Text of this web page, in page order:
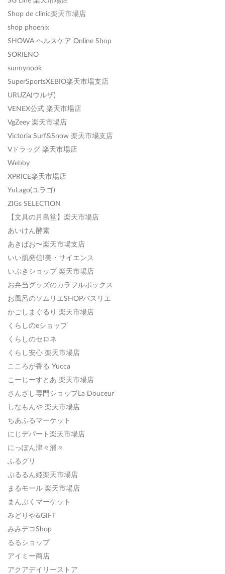
Shop de clinic楽天市場店
shop phoenix
SHOWA ヘルスケア Online Shop
SORIENO
sunnynook
SuperSportsXEBIO楽天市場支店
URUZA(ウルザ)
VENEX公式 楽天市場店
VgZeey 楽天市場店
Victoria Surf&Snow 楽天市場支店
Vドラッグ 楽天市場店
Webby
XPRICE楽天市場店
YuLago(ユラゴ)
ZIGs SELECTION
【文具の月島堂】楽天市場店
あいけん酵素
あきばお〜楽天市場支店
いい肌発信!美・サイエンス
いぶきショップ 楽天市場店
お弁当グッズのカラフルボックス
お風呂のソムリエSHOPバスリエ
かごしまぐるり 楽天市場店
くらしのeショップ
くらしのセロネ
くらし安心 楽天市場店
こころが香る Yucca
こーじーすとあ 楽天市場店
さんざし専門ショップLa Douceur
しなもんや 楽天市場店
ちあふるマーケット
にじデパート楽天市場店
にっぽん津々浦々
ふるグリ
ぷるるん姫楽天市場店
まるモール 楽天市場店
まんぷくマーケット
みどりや&GIFT
みみデコShop
るるショップ
アイミー商店
アクアデイリーストア